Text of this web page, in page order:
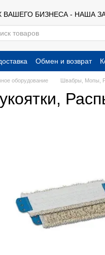
ВАШЕГО БИЗНЕСА - НАША
Обмен и возврат
(оферта)
оборудование Швабры, Мопы,